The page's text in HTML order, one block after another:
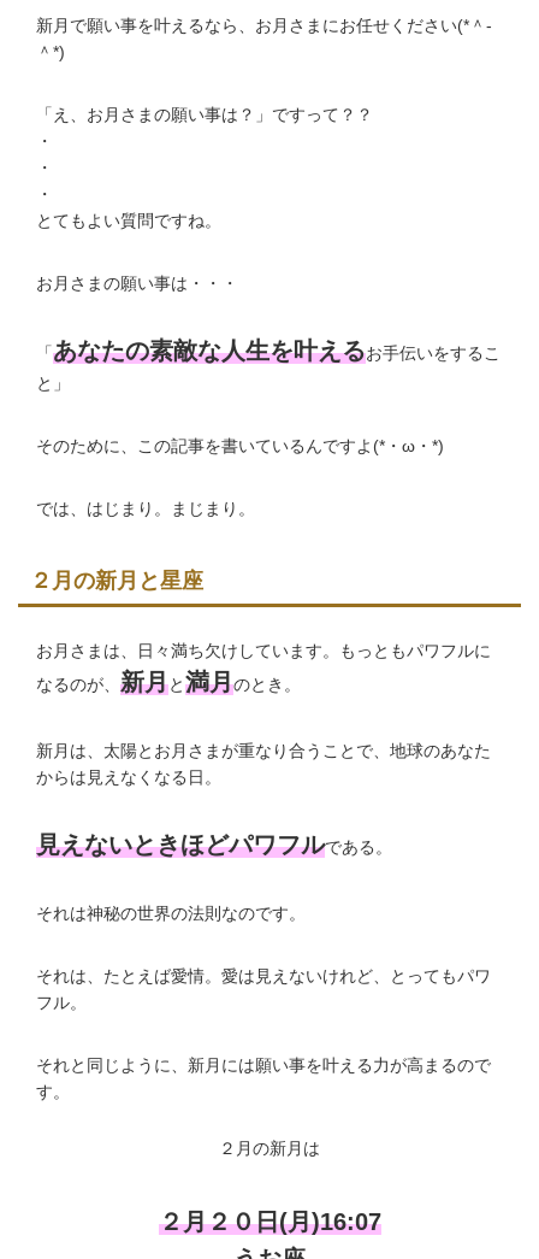
新月で願い事を叶えるなら、お月さまにお任せください(*＾-
＾*)
「え、お月さまの願い事は？」ですって？？
・
・
・
とてもよい質問ですね。
お月さまの願い事は・・・
「あなたの素敵な人生を叶えるお手伝いをするこ
と」
そのために、この記事を書いているんですよ(*・ω・*)
では、はじまり。まじまり。
２月の新月と星座
お月さまは、日々満ち欠けしています。もっともパワフルに
なるのが、 新月と満月のとき。
新月は、太陽とお月さまが重なり合うことで、地球のあなた
からは見えなくなる日。
見えないときほどパワフルである。
それは神秘の世界の法則なのです。
それは、たとえば愛情。愛は見えないけれど、とってもパワ
フル。
それと同じように、新月には願い事を叶える力が高まるので
す。
２月の新月は
２月２０日(月)16:07